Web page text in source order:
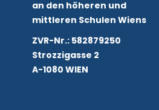
an den höheren und
mittleren Schulen Wiens
ZVR-Nr.: 582879250
Strozzigasse 2
A-1080 WIEN